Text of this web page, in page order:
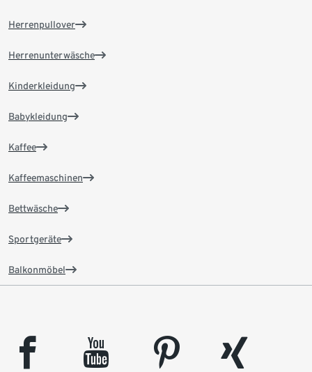
Herrenpullover
Herrenunterwäsche
Kinderkleidung
Babykleidung
Kaffee
Kaffeemaschinen
Bettwäsche
Sportgeräte
Balkonmöbel
facebook youtube pinterest
xing